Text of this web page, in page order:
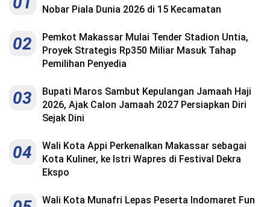
Nobar Piala Dunia 2026 di 15 Kecamatan
02
Pemkot Makassar Mulai Tender Stadion Untia,
Proyek Strategis Rp350 Miliar Masuk Tahap
Pemilihan Penyedia
03
Bupati Maros Sambut Kepulangan Jamaah Haji
2026, Ajak Calon Jamaah 2027 Persiapkan Diri
Sejak Dini
04
Wali Kota Appi Perkenalkan Makassar sebagai
Kota Kuliner, ke Istri Wapres di Festival Dekra
Ekspo
Wali Kota Munafri Lepas Peserta Indomaret Fun